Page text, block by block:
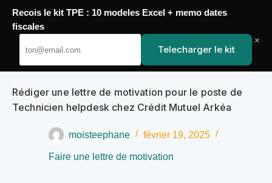
Passer
au
contenu
YoupiJobs
Rédiger une lettre de motivation pour le poste de
Technicien helpdesk chez Crédit Mutuel Arkéa
moisteephane février 19, 2025
Faire une lettre de motivation
Recois le kit TPE : 10 modeles Excel + memo dates
fiscales
Telecharger le kit
×